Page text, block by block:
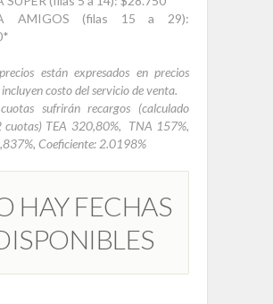
AMIGOS (filas 15 a 29):
están expresados en precios
incluyen costo del servicio de venta.
sufrirán recargos (calculado
cuotas) TEA 320,80%, TNA 157%,
Coeficiente: 2.0198%
HAY FECHAS